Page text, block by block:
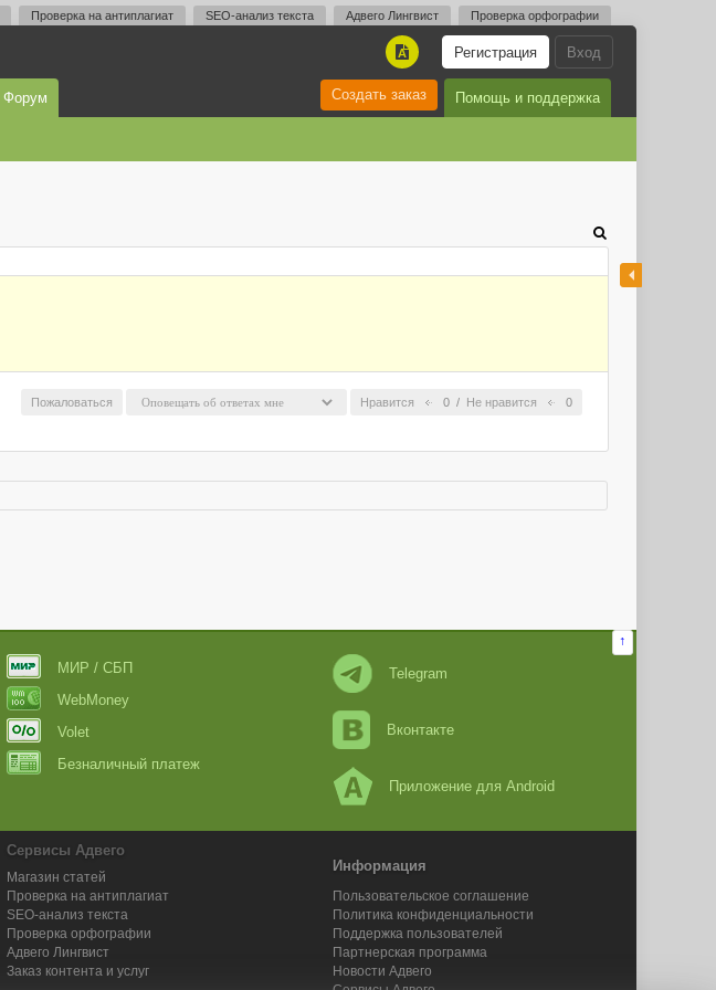
Проверка на антиплагиат SEO-анализ текста Адвего Лингвист Проверка орфографии
Вход
Регистрация
A
Форум Помощь и поддержка
Создать заказ
Нравится 0 / Не нравится 0
Пожаловаться
↑
МИР / СБП
WebMoney
Volet
Безналичный платеж
Telegram
Вконтакте
Приложение для Android
Сервисы Адвего
Магазин статей
Проверка на антиплагиат
SEO-анализ текста
Проверка орфографии
Адвего Лингвист
Заказ контента и услуг
Информация
Пользовательское соглашение
Политика конфиденциальности
Поддержка пользователей
Партнерская программа
Новости Адвего